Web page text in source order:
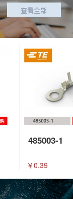
查看全部
485003-1
￥0.39